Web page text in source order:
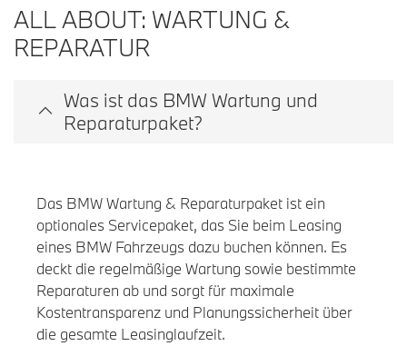
ALL ABOUT: WARTUNG &
REPARATUR
Was ist das BMW Wartung und
Reparaturpaket?
Das BMW Wartung & Reparaturpaket ist ein
optionales Servicepaket, das Sie beim Leasing
eines BMW Fahrzeugs dazu buchen können. Es
deckt die regelmäßige Wartung sowie bestimmte
Reparaturen ab und sorgt für maximale
Kostentransparenz und Planungssicherheit über
die gesamte Leasinglaufzeit.